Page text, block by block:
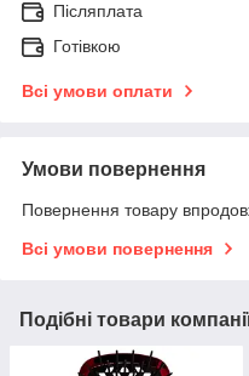
Післяплата
Готівкою
Всі умови оплати
Умови повернення
Повернення товару
Всі умови повернення
Подібні товари